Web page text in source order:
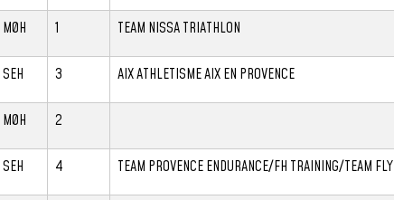
M0H 1 TEAM NISSA TRIATHLON
SEH 3 AIX ATHLETISME AIX EN PROVENCE
M0H 2
SEH 4 TEAM PROVENCE ENDURANCE/FH TRAINING/TEAM FLY